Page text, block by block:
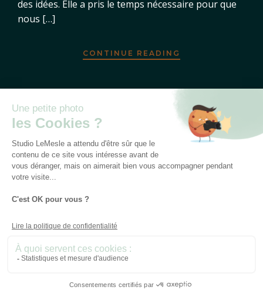
des idées. Elle a pris le temps nécessaire pour que
nous […]
CONTINUE READING